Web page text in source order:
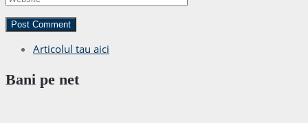
Articolul tau aici
Bani pe net